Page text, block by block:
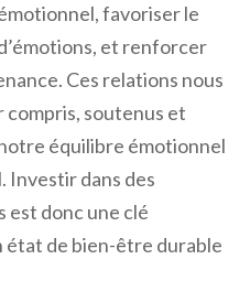
favoriser le
et renforcer
Ces relations nous
soutenus et
équilibre émotionnel
Investir dans des
est donc une clé
de bien-être durable